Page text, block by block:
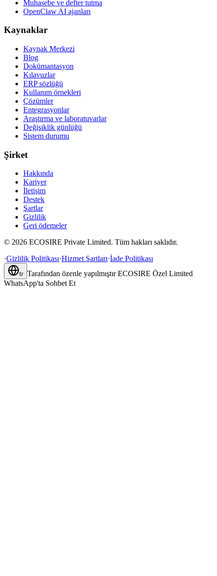
Muhasebe ve defter tutma
OpenClaw AI ajanları
Kaynaklar
Kaynak Merkezi
Blog
Dokümantasyon
Kılavuzlar
ERP sözlüğü
Kullanım örnekleri
Çözümler
Entegrasyonlar
Araştırma ve laboratuvarlar
Değişiklik günlüğü
Sistem durumu
Şirket
Hakkında
Kariyer
İletişim
Destek
Şartlar
Gizlilik
Geri ödemeler
© 2026 ECOSIRE Private Limited. Tüm hakları saklıdır.
·Gizlilik Politikası·Hizmet Şartları·İade Politikası
tr Tarafından özenle yapılmıştır ECOSIRE Özel Limited
WhatsApp'ta Sohbet Et